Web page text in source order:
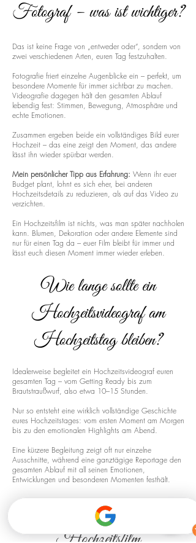
Fotograf – was ist wichtiger?
Das ist keine Frage von „entweder oder“, sondern von
zwei verschiedenen Arten, euren Tag festzuhalten.
Fotografie friert einzelne Augenblicke ein – perfekt, um
besondere Momente für immer sichtbar zu machen.
Videografie dagegen hält den gesamten Ablauf
lebendig fest: Stimmen, Bewegung, Atmosphäre und
echte Emotionen.
Zusammen ergeben beide ein vollständiges Bild eurer
Hochzeit – das eine zeigt den Moment, das andere
lässt ihn wieder spürbar werden.
Mein persönlicher Tipp aus Erfahrung: Wenn ihr euer
Budget plant, lohnt es sich eher, bei anderen
Hochzeitsdetails zu reduzieren, als auf das Video zu
verzichten.
Ein Hochzeitsfilm ist nichts, was man später nachholen
kann. Blumen, Dekoration oder andere Elemente sind
nur für einen Tag da – euer Film bleibt für immer und
lässt euch diesen Moment immer wieder erleben.
Wie lange sollte ein
Hochzeitsvideograf am
Hochzeitstag bleiben?
Idealerweise begleitet ein Hochzeitsvideograf euren
gesamten Tag – vom Getting Ready bis zum
Brautstraußwurf, also etwa 10–15 Stunden.
Nur so entsteht eine wirklich vollständige Geschichte
eures Hochzeitstages: vom ersten Moment am Morgen
bis zu den emotionalen Highlights am Abend.
Eine kürzere Begleitung zeigt oft nur einzelne
Ausschnitte, während eine ganztägige Reportage den
gesamten Ablauf mit all seinen Emotionen,
Entwicklungen und besonderen Momenten festhält.
Drohnenaufnahmen für euren